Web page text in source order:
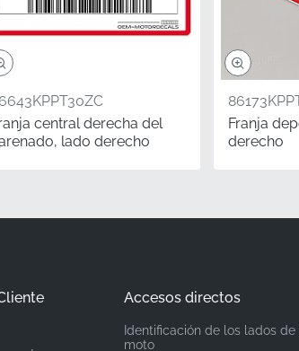
Carenado delantero superior*
Pegatina
Calcomanía de vinilo de grado de fábrica
icónicas. Elegir este gráfico de
aparece una pequeña bolsa de aire durante
central derecha del
lado derecho
Franja
derecho
Accesos directos
Identificación de los lados de
moto